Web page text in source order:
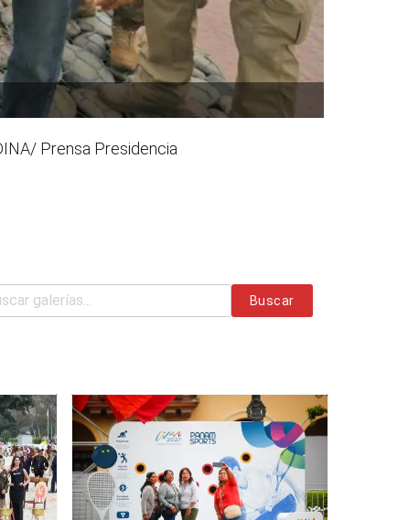
Prensa Presidencia
Buscar